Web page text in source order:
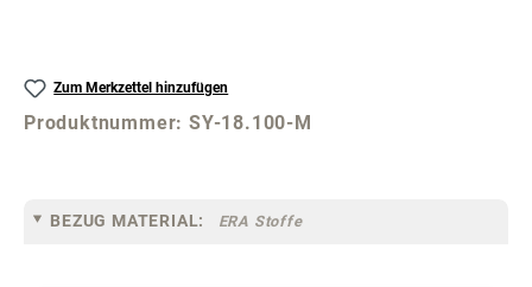
Zum Merkzettel hinzufügen
Produktnummer:SY-18.100-M
BEZUG MATERIAL: ERA Stoffe